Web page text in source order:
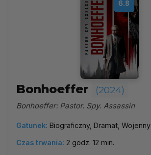
6.8
Bonhoeffer (2024)
Bonhoeffer: Pastor. Spy. Assassin
Gatunek: Biograficzny, Dramat, Wojenny
Czas trwania: 2 godz. 12 min.